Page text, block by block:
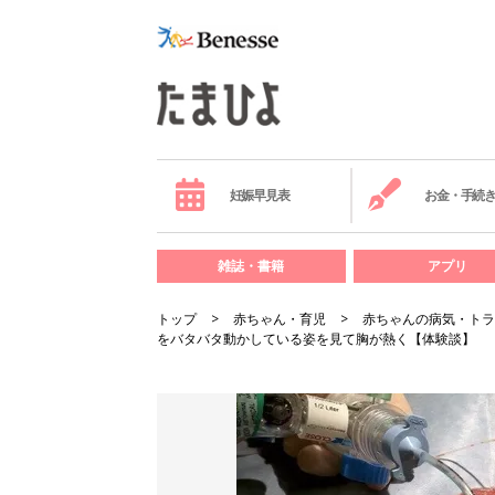
妊娠早見表 お金・手続き
雑誌・書籍 アプリ
トップ 赤ちゃん・育児
赤ちゃんの病気・ト
をバタバタ動かしている姿を見て胸が熱く【体験談】